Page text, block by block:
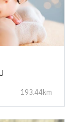
193.44km